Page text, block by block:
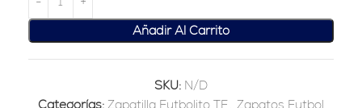
Añadir Al Carrito
SKU: N/D
Categorías: Zapatilla Futbolito TF, Zapatos Futbol